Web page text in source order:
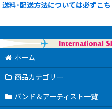
送料･配送方法については必ずこち
ホーム
商品カテゴリー
バンド＆アーティスト一覧